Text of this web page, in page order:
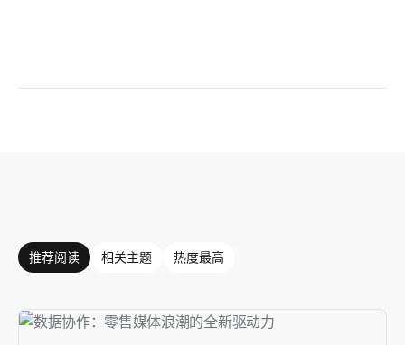
推荐阅读 相关主题 热度最高